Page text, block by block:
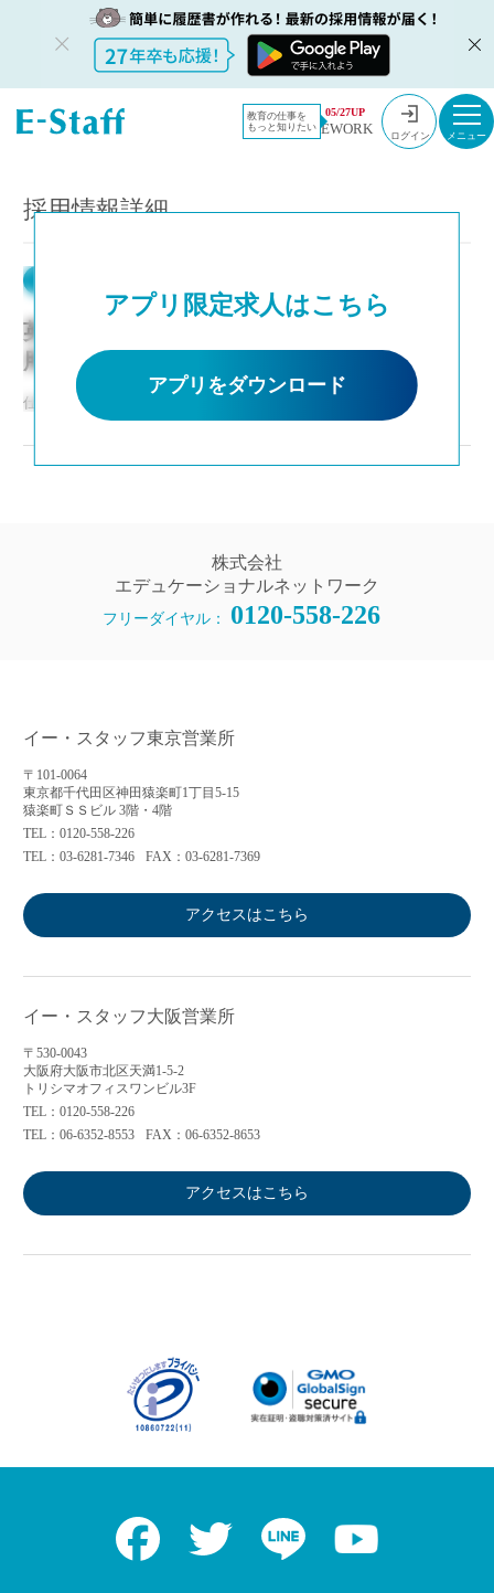
教育の仕事を
もっと知りたい
05/27UP
EWORK ログイン
教員採用情報のイー・スタッフ TOP
アプリ限定採用情報
英語 私立中高一貫校の常勤講師 即日採用
採用情報詳細
アプリ限定求人はこちら
アプリをダウンロード
英語 私立中高一貫校の常勤講師 即日採
用
仕事NO：非公開
株式会社
エデュケーショナルネットワーク
フリーダイヤル： 0120-558-226
イー・スタッフ東京営業所
〒101-0064
東京都千代田区神田猿楽町1丁目5-15
猿楽町ＳＳビル 3階・4階
TEL：0120-558-226
TEL：03-6281-7346
FAX：03-6281-7369
アクセスはこちら
イー・スタッフ大阪営業所
〒530-0043
大阪府大阪市北区天満1-5-2
トリシマオフィスワンビル3F
TEL：0120-558-226
TEL：06-6352-8553
FAX：06-6352-8653
アクセスはこちら
Facebook Twitter LINE